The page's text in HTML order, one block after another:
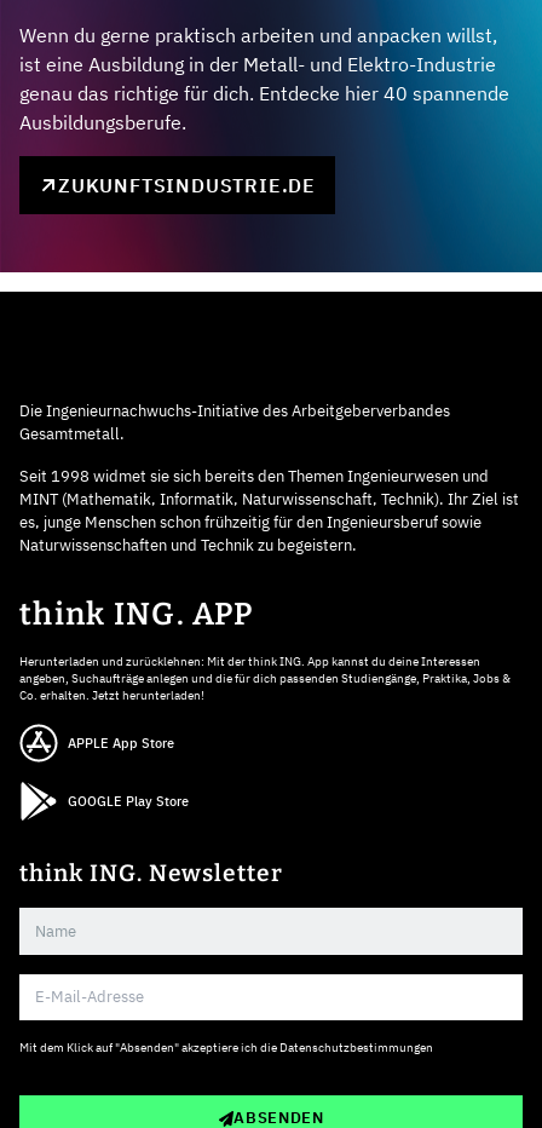
Wenn du gerne praktisch arbeiten und anpacken willst,
ist eine Ausbildung in der Metall- und Elektro-Industrie
genau das richtige für dich. Entdecke hier 40 spannende
Ausbildungsberufe.
ZUKUNFTSINDUSTRIE.DE
Die Ingenieurnachwuchs-Initiative des Arbeitgeberverbandes
Gesamtmetall.
Seit 1998 widmet sie sich bereits den Themen Ingenieurwesen und
MINT (Mathematik, Informatik, Naturwissenschaft, Technik). Ihr Ziel ist
es, junge Menschen schon frühzeitig für den Ingenieursberuf sowie
Naturwissenschaften und Technik zu begeistern.
think ING. APP
Herunterladen und zurücklehnen: Mit der think ING. App kannst du deine Interessen
angeben, Suchaufträge anlegen und die für dich passenden Studiengänge, Praktika, Jobs &
Co. erhalten. Jetzt herunterladen!
APPLE App Store
GOOGLE Play Store
think ING. Newsletter
Mit dem Klick auf "Absenden" akzeptiere ich die Datenschutzbestimmungen
ABSENDEN